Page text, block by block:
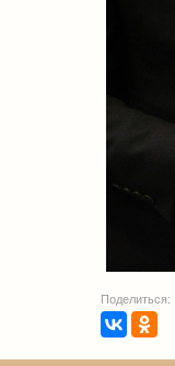
Поделиться: